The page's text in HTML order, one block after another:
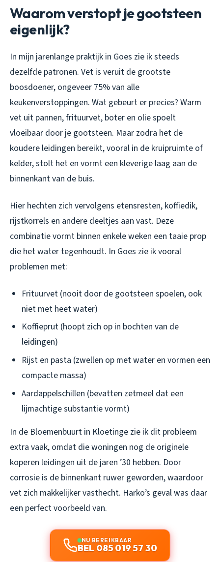
Waarom verstopt je gootsteen
eigenlijk?
In mijn jarenlange praktijk in Goes zie ik steeds
dezelfde patronen. Vet is veruit de grootste
boosdoener, ongeveer 75% van alle
keukenverstoppingen. Wat gebeurt er precies? Warm
vet uit pannen, frituurvet, boter en olie spoelt
vloeibaar door je gootsteen. Maar zodra het de
koudere leidingen bereikt, vooral in de kruipruimte of
kelder, stolt het en vormt een kleverige laag aan de
binnenkant van de buis.
Hier hechten zich vervolgens etensresten, koffiedik,
rijstkorrels en andere deeltjes aan vast. Deze
combinatie vormt binnen enkele weken een taaie prop
die het water tegenhoudt. In Goes zie ik vooral
problemen met:
Frituurvet (nooit door de gootsteen spoelen, ook
niet met heet water)
Koffieprut (hoopt zich op in bochten van de
leidingen)
Rijst en pasta (zwellen op met water en vormen een
compacte massa)
Aardappelschillen (bevatten zetmeel dat een
lijmachtige substantie vormt)
In de Bloemenbuurt in Kloetinge zie ik dit probleem
extra vaak, omdat die woningen nog de originele
koperen leidingen uit de jaren ’30 hebben. Door
corrosie is de binnenkant ruwer geworden, waardoor
vet zich makkelijker vasthecht. Harko’s geval was daar
een perfect voorbeeld van.
NU BEREIKBAAR
BEL 085 019 57 30